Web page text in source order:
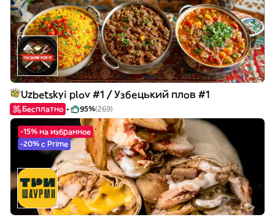
Uzbetskyi plov #1 / Узбецький плов #1
Бесплатно 95%(269)
-15% на избранное
-20% с Prime